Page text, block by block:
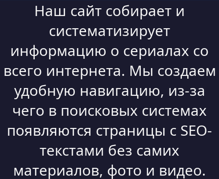
Наш сайт собирает и
систематизирует
информацию о сериалах со
всего интернета. Мы создаем
удобную навигацию, из-за
чего в поисковых системах
появляются страницы с SEO-
текстами без самих
материалов, фото и видео.